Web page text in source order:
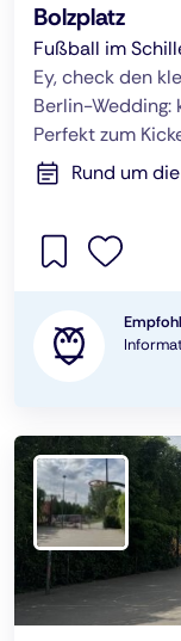
Bolzplatz
Fußball im
Ey, check den
Berlin-
Perfekt zum
Rund um